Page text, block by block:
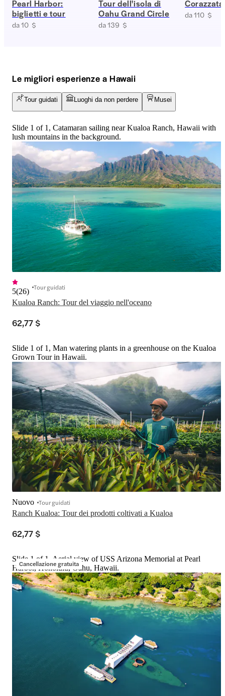
Pearl Harbor:
biglietti e tour
da 10 $
Tour dell'isola di
Oahu Grand Circle
da 139 $
da 110 $
Le migliori esperienze a Hawaii
Tour guidati Luoghi da non perdere Musei
Slide 1 of 1, Catamaran sailing near Kualoa Ranch, Hawaii with
lush mountains in the background.
Kualoa Ranch: Tour del viaggio nell'oceano
5(26) Tour guidati
62,77 $
Slide 1 of 1, Man watering plants in a greenhouse on the Kualoa
Grown Tour in Hawaii.
Ranch Kualoa: Tour dei prodotti coltivati a Kualoa
Nuovo Tour guidati
62,77 $
Cancellazione gratuita
Slide 1 of 1, Aerial view of USS Arizona Memorial at Pearl
Harbor, Honolulu, Oahu, Hawaii.